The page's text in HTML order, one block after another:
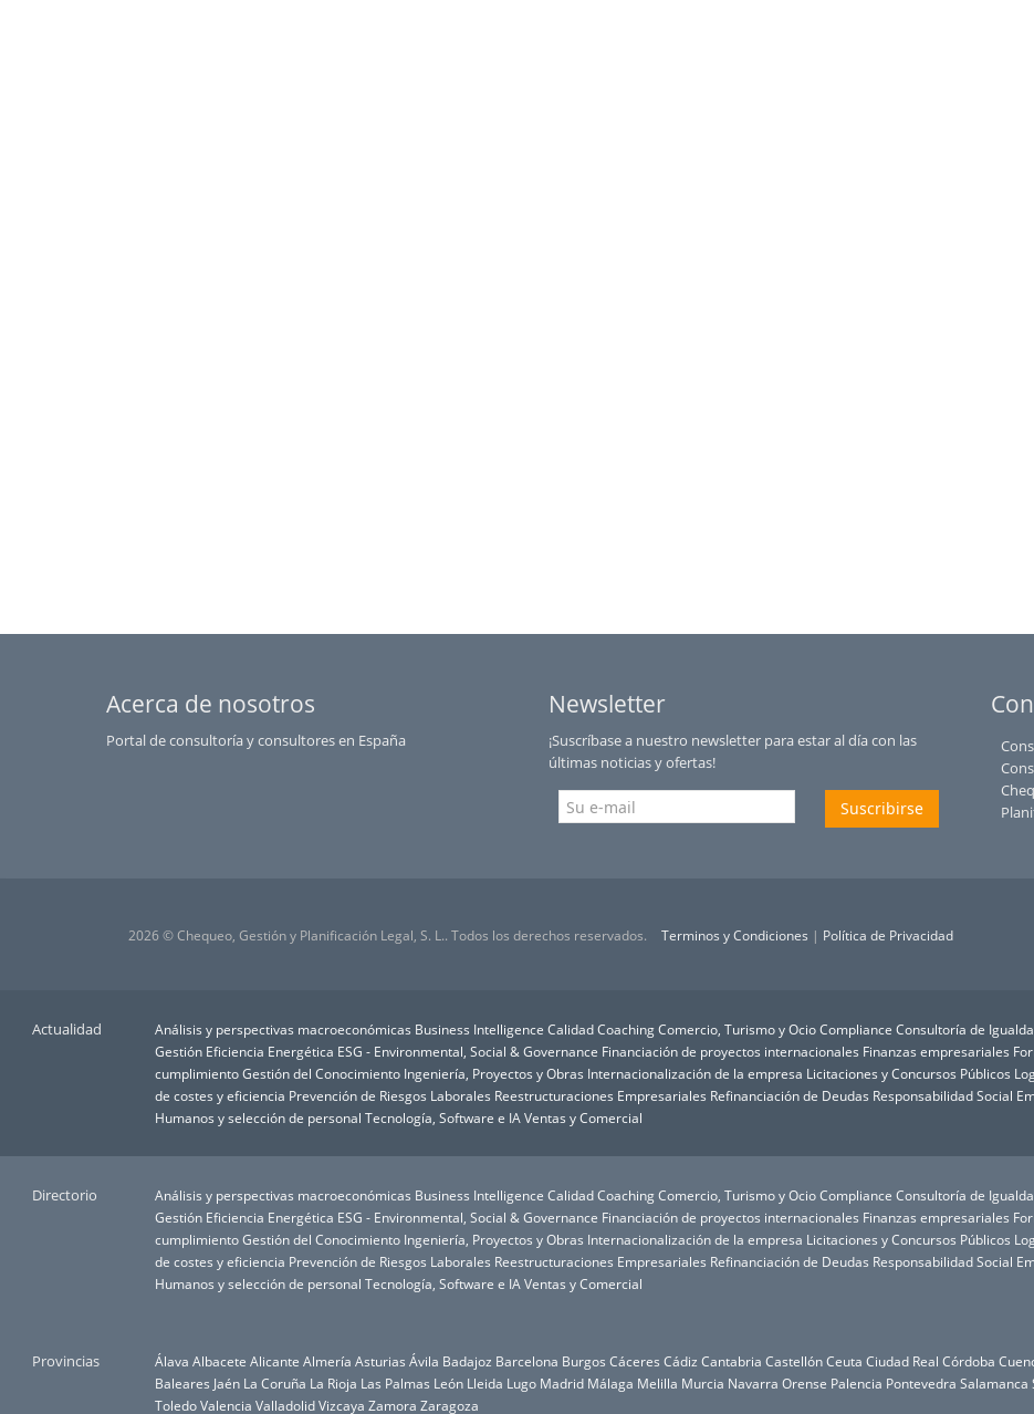
Acerca de nosotros
Portal de consultoría y consultores en España
Newsletter
¡Suscríbase a nuestro newsletter para estar al día con las
últimas noticias y ofertas!
Suscribirse
2026 © Chequeo, Gestión y Planificación Legal, S. L.. Todos los derechos reservados. Terminos y Condiciones | Política de Privacidad
Actualidad Análisis y perspectivas macroeconómicas Business Intelligence Calidad Coaching Comercio, Turismo y Ocio Compliance Consultoría de
Gestión Eficiencia Energética ESG - Environmental, Social & Governance Financiación de proyectos internacionales Finanzas empresariales
cumplimiento Gestión del Conocimiento Ingeniería, Proyectos y Obras Internacionalización de la empresa Licitaciones y Concursos Públicos
de costes y eficiencia Prevención de Riesgos Laborales Reestructuraciones Empresariales Refinanciación de Deudas Responsabilidad Social
Humanos y selección de personal Tecnología, Software e IA Ventas y Comercial
Directorio Análisis y perspectivas macroeconómicas Business Intelligence Calidad Coaching Comercio, Turismo y Ocio Compliance Consultoría de
Gestión Eficiencia Energética ESG - Environmental, Social & Governance Financiación de proyectos internacionales Finanzas empresariales
cumplimiento Gestión del Conocimiento Ingeniería, Proyectos y Obras Internacionalización de la empresa Licitaciones y Concursos Públicos
de costes y eficiencia Prevención de Riesgos Laborales Reestructuraciones Empresariales Refinanciación de Deudas Responsabilidad Social
Humanos y selección de personal Tecnología, Software e IA Ventas y Comercial
Provincias Álava Albacete Alicante Almería Asturias Ávila Badajoz Barcelona Burgos Cáceres Cádiz Cantabria Castellón Ceuta Ciudad Real Córdoba
Baleares Jaén La Coruña La Rioja Las Palmas León Lleida Lugo Madrid Málaga Melilla Murcia Navarra Orense Palencia Pontevedra Salamanca
Toledo Valencia Valladolid Vizcaya Zamora Zaragoza